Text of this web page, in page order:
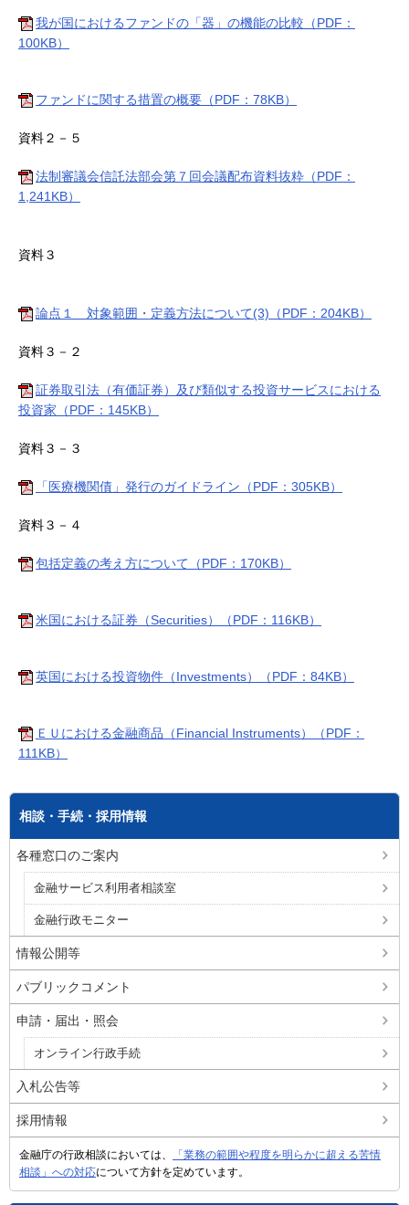
我が国におけるファンドの「器」の機能の比較（PDF：
100KB）
ファンドに関する措置の概要（PDF：78KB）
資料２－５
法制審議会信託法部会第７回会議配布資料抜粋（PDF：
1,241KB）
資料３
論点１ 対象範囲・定義方法について(3)（PDF：204KB）
資料３－２
証券取引法（有価証券）及び類似する投資サービスにおける
投資家（PDF：145KB）
資料３－３
「医療機関債」発行のガイドライン（PDF：305KB）
資料３－４
包括定義の考え方について（PDF：170KB）
米国における証券（Securities）（PDF：116KB）
英国における投資物件（Investments）（PDF：84KB）
ＥＵにおける金融商品（Financial Instruments）（PDF：
111KB）
相談・手続・採用情報
各種窓口のご案内
金融サービス利用者相談室
金融行政モニター
情報公開等
パブリックコメント
申請・届出・照会
オンライン行政手続
入札公告等
採用情報
金融庁の行政相談においては、
「業務の範囲や程度を明らかに超える苦情
相談」への対応について方針を定めています。